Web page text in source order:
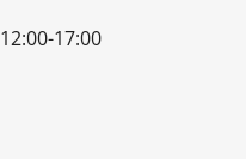
12:00-17:00